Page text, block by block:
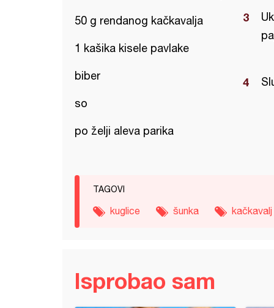
50 g rendanog kačkavalja
1 kašika kisele pavlake
biber
so
po želji aleva parika
TAGOVI
kuglice šunka kačkavalj
Isprobao sam